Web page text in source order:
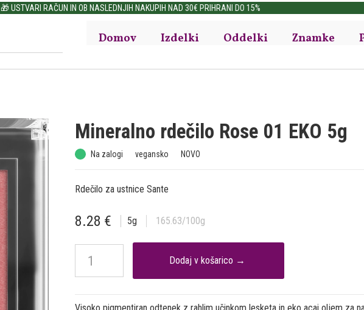
🎁 USTVARI RAČUN IN OB NASLEDNJIH NAKUPIH NAD 30€ PRIHRANI DO 15%
Domov Izdelki Oddelki Znamke
Mineralno rdečilo Rose 01 EKO 5g
Na zalogi vegansko NOVO
Rdečilo za ustnice Sante
8.28 € 5g 165.63/100g